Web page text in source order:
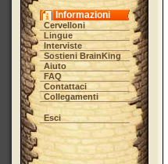
Informazioni
Cervelloni
Lingue
Interviste
Sostieni BrainKing
Aiuto
FAQ
Contattaci
Collegamenti
Esci